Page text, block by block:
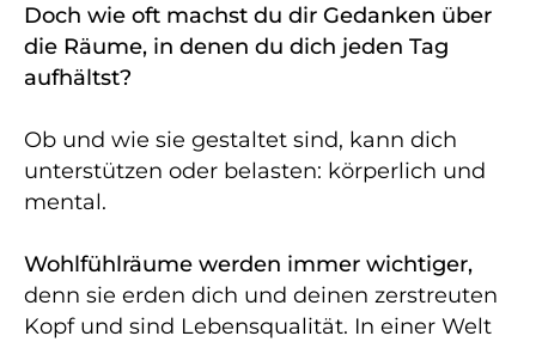
Doch wie oft machst du dir Gedanken über
die Räume, in denen du dich jeden Tag
aufhältst?
Ob und wie sie gestaltet sind, kann dich
unterstützen oder belasten: körperlich und
mental.
Wohlfühlräume werden immer wichtiger,
denn sie erden dich und deinen zerstreuten
Kopf und sind Lebensqualität. In einer Welt